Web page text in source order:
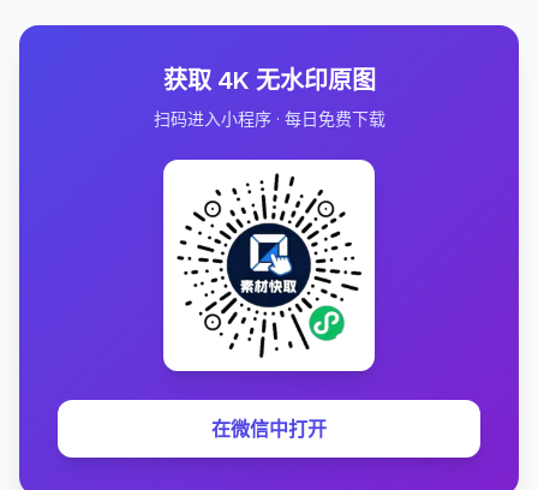
获取 4K 无水印原图
扫码进入小程序 · 每日免费下载
在微信中打开